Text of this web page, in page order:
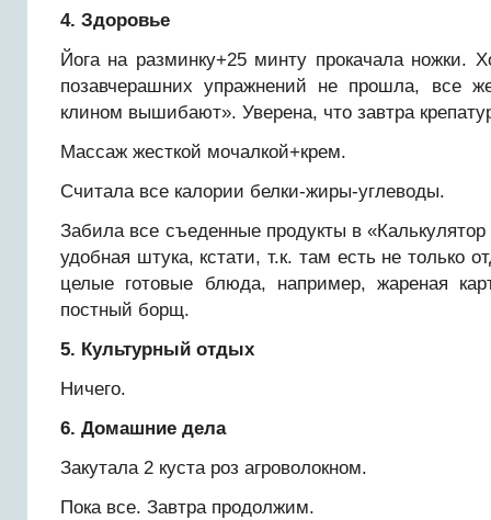
4. Здоровье
Йога на разминку+25 минту прокачала ножки.
позавчерашних упражнений не прошла, все
клином вышибают». Уверена, что завтра
Массаж жесткой мочалкой+крем.
Считала все калории белки-жиры-углеводы.
Забила все съеденные продукты в
удобная штука, кстати, т.к. там есть не только
целые готовые блюда, например, жареная
постный борщ.
5. Культурный отдых
Ничего.
6. Домашние дела
Закутала 2 куста роз агроволокном.
Пока все. Завтра продолжим.